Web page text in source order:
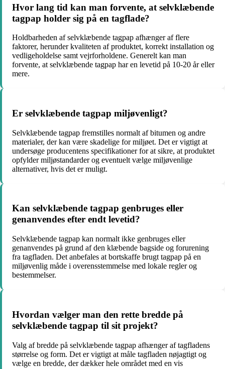
Hvor lang tid kan man forvente, at selvklæbende
tagpap holder sig på en tagflade?
Holdbarheden af selvklæbende tagpap afhænger af flere
faktorer, herunder kvaliteten af produktet, korrekt installation og
vedligeholdelse samt vejrforholdene. Generelt kan man
forvente, at selvklæbende tagpap har en levetid på 10-20 år eller
mere.
Er selvklæbende tagpap miljøvenligt?
Selvklæbende tagpap fremstilles normalt af bitumen og andre
materialer, der kan være skadelige for miljøet. Det er vigtigt at
undersøge producentens specifikationer for at sikre, at produktet
opfylder miljøstandarder og eventuelt vælge miljøvenlige
alternativer, hvis det er muligt.
Kan selvklæbende tagpap genbruges eller
genanvendes efter endt levetid?
Selvklæbende tagpap kan normalt ikke genbruges eller
genanvendes på grund af den klæbende bagside og forurening
fra tagfladen. Det anbefales at bortskaffe brugt tagpap på en
miljøvenlig måde i overensstemmelse med lokale regler og
bestemmelser.
Hvordan vælger man den rette bredde på
selvklæbende tagpap til sit projekt?
Valg af bredde på selvklæbende tagpap afhænger af tagfladens
størrelse og form. Det er vigtigt at måle tagfladen nøjagtigt og
vælge en bredde, der dækker hele området med en vis